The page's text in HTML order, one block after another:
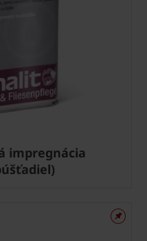
impregnácia